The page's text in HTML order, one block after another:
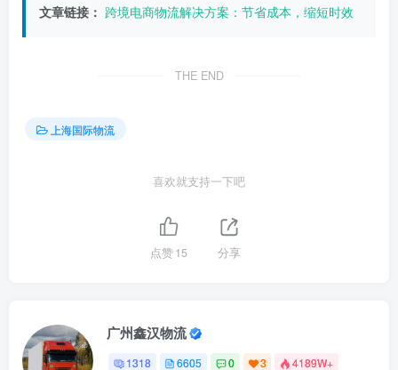
文章链接： 跨境电商物流解决方案：节省成本，缩短时效
THE END
上海国际物流
喜欢就支持一下吧
点赞15 分享
广州鑫汉物流
1318 6605 0 3 4189W+